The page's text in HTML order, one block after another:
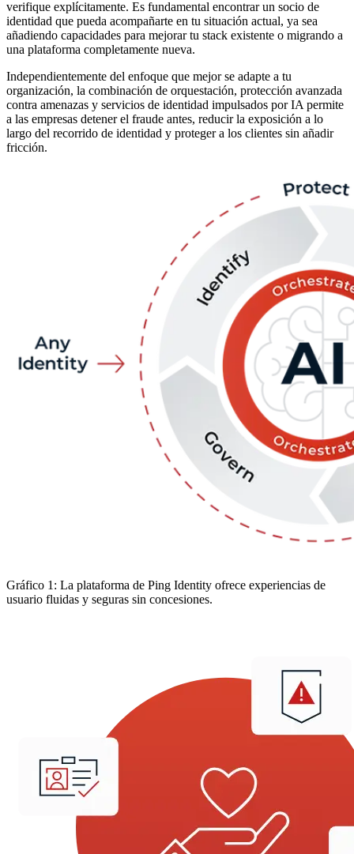
verifique explícitamente. Es fundamental encontrar un socio de
identidad que pueda acompañarte en tu situación actual, ya sea
añadiendo capacidades para mejorar tu stack existente o migrando a
una plataforma completamente nueva.
Independientemente del enfoque que mejor se adapte a tu
organización, la combinación de orquestación, protección avanzada
contra amenazas y servicios de identidad impulsados por IA permite
a las empresas detener el fraude antes, reducir la exposición a lo
largo del recorrido de identidad y proteger a los clientes sin añadir
fricción.
Gráfico 1: La plataforma de Ping Identity ofrece experiencias de
usuario fluidas y seguras sin concesiones.